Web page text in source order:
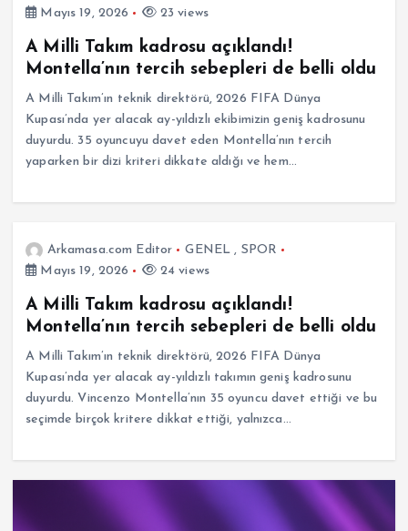
Mayıs 19, 2026
23 views
A Milli Takım kadrosu açıklandı!
Montella’nın tercih sebepleri de belli oldu
A Milli Takım’ın teknik direktörü, 2026 FIFA Dünya
Kupası’nda yer alacak ay-yıldızlı ekibimizin geniş kadrosunu
duyurdu. 35 oyuncuyu davet eden Montella’nın tercih
yaparken bir dizi kriteri dikkate aldığı ve hem…
Arkamasa.com Editor GENEL , SPOR
Mayıs 19, 2026
24 views
A Milli Takım kadrosu açıklandı!
Montella’nın tercih sebepleri de belli oldu
A Milli Takım’ın teknik direktörü, 2026 FIFA Dünya
Kupası’nda yer alacak ay-yıldızlı takımın geniş kadrosunu
duyurdu. Vincenzo Montella’nın 35 oyuncu davet ettiği ve bu
seçimde birçok kritere dikkat ettiği, yalnızca…